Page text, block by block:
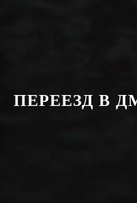
ПЕРЕЕЗД В